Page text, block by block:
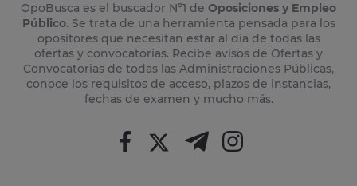
OpoBusca es el buscador Nº1 de Oposiciones y Empleo
Público. Se trata de una herramienta pensada para los
opositores que necesitan estar al día de todas las
ofertas y convocatorias. Recibe avisos de Ofertas y
Convocatorias de todas las Administraciones Públicas,
conoce los requisitos de acceso, plazos de instancias,
fechas de examen y mucho más.